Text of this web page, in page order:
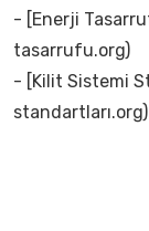
- [Enerji
tasarrufu.org)
- [Kilit Sistemi
standartları.org)